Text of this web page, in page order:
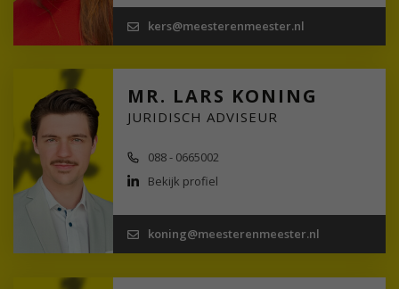
kers@meesterenmeester.nl
MR. LARS KONING
JURIDISCH ADVISEUR
088 - 0665002
Bekijk profiel
koning@meesterenmeester.nl